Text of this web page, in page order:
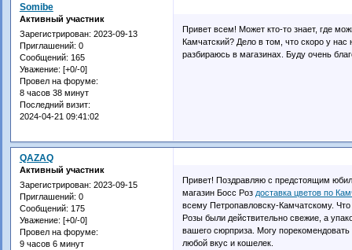
Somibe
Активный участник
Зарегистрирован: 2023-09-13
Приглашений: 0
Сообщений: 165
Уважение: [+0/-0]
Провел на форуме:
8 часов 38 минут
Последний визит:
2024-04-21 09:41:02
Привет всем! Может кто-то знает, где
Камчатский? Дело в том, что скоро у
разбираюсь в магазинах. Буду очень
QAZAQ
Активный участник
Зарегистрирован: 2023-09-15
Приглашений: 0
Сообщений: 175
Уважение: [+0/-0]
Провел на форуме:
9 часов 6 минут
Привет! Поздравляю с предстоящим
магазин Босс Роз доставка цветов по
всему Петропавловску-Камчатскому. Что
Розы были действительно свежие, а
вашего сюрприза. Могу
любой вкус и кошелек.